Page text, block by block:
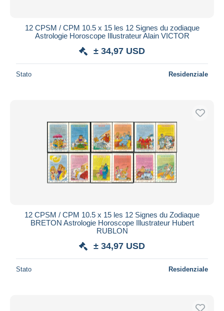
12 CPSM / CPM 10.5 x 15 les 12 Signes du zodiaque
Astrologie Horoscope Illustrateur Alain VICTOR
± 34,97 USD
Stato Residenziale
12 CPSM / CPM 10.5 x 15 les 12 Signes du Zodiaque
BRETON Astrologie Horoscope Illustrateur Hubert
RUBLON
± 34,97 USD
Stato Residenziale